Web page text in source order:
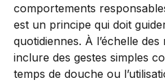
comportements
est un principe qui doit
quotidiennes. À l’échelle
inclure des gestes simples
temps de douche ou